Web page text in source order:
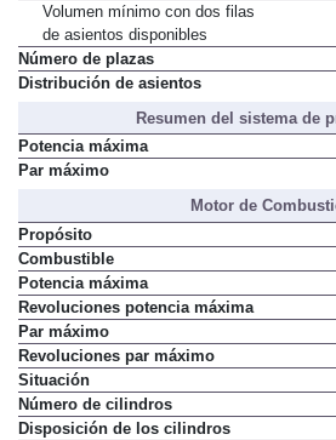
Volumen mínimo con dos filas
de asientos disponibles
Número de plazas
Distribución de asientos
Resumen del sistema de
Potencia máxima
Par máximo
Motor de
Propósito
Combustible
Potencia máxima
Revoluciones potencia máxima
Par máximo
Revoluciones par máximo
Situación
Número de cilindros
Disposición de los cilindros